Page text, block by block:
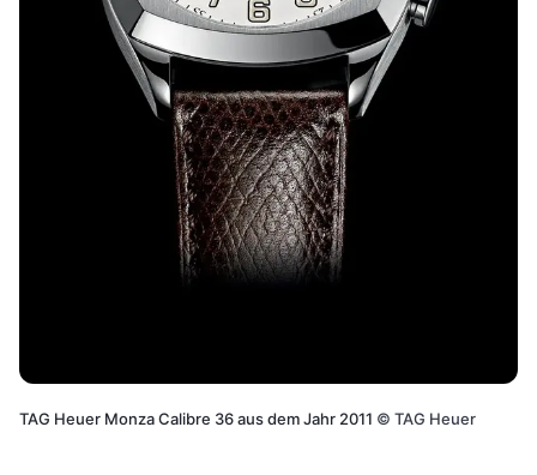
TAG Heuer Monza Calibre 36 aus dem Jahr 2011 © TAG Heuer